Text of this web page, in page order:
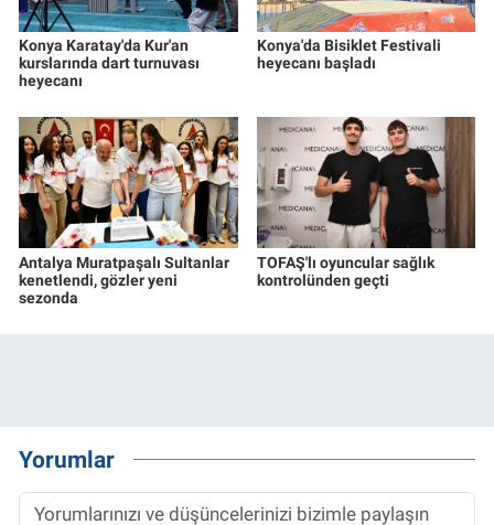
Konya Karatay'da Kur'an
kurslarında dart turnuvası
heyecanı
Konya'da Bisiklet Festivali
heyecanı başladı
Antalya Muratpaşalı Sultanlar
kenetlendi, gözler yeni
sezonda
TOFAŞ'lı oyuncular sağlık
kontrolünden geçti
Yorumlar